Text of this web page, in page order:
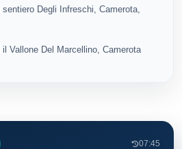
Degli Infreschi, Camerota,
Vallone Del Marcellino, Camerota
07:45